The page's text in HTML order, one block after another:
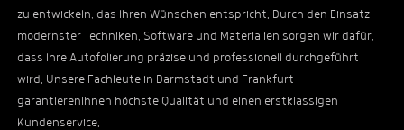
zu entwickeln, das Ihren Wünschen entspricht. Durch den Einsatz
modernster Techniken, Software und Materialien sorgen wir dafür,
dass Ihre Autofolierung präzise und professionell durchgeführt
wird. Unsere Fachleute in Darmstadt und Frankfurt
garantierenIhnen höchste Qualität und einen erstklassigen
Kundenservice.